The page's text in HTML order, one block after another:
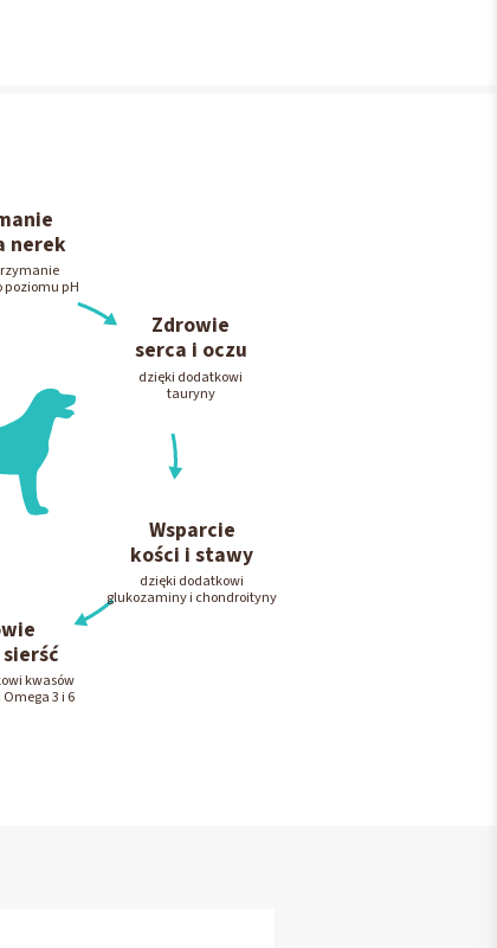
nerek
poziomu pH
Zdrowie
serca i oczu
dzięki dodatkowi
tauryny
Wsparcie
kości i stawy
dzięki dodatkowi
glukozaminy i chondroityny
kwasów
3 i 6